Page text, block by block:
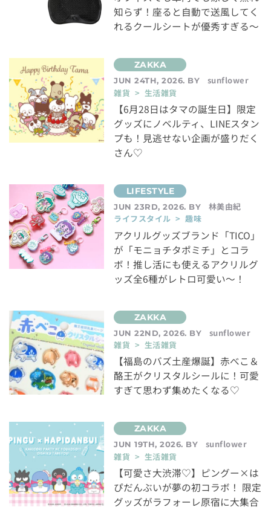
知らず！座ると自動で送風してく
れるクールシートが優秀すぎる～
JUN 24TH, 2026. BY
sunflower
雑貨 > 生活雑貨
【6月28日はタマの誕生日】限定
グッズにノベルティ、LINEスタン
プも！見逃せない企画が盛りだく
さん♡
JUN 23RD, 2026. BY
林美由紀
ライフスタイル > 趣味
アクリルグッズブランド「TICO」
が「モニョチタポミチ」とコラ
ボ！推し活にも使えるアクリルグ
ッズ全6種がレトロ可愛い～！
JUN 22ND, 2026. BY
sunflower
雑貨 > 生活雑貨
【福島のバズ土産爆誕】赤べこ＆
酪王がクリスタルシールに！可愛
すぎて思わず集めたくなる♡
JUN 19TH, 2026. BY
sunflower
雑貨 > 生活雑貨
【可愛さ大渋滞♡】ピングー×は
ぴだんぶいが夢の初コラボ！ 限定
グッズがラフォーレ原宿に大集合